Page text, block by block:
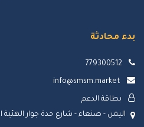
بدء محادثة
779300512
info@smsm.market
بطاقة الدعم
اليمن - صنعاء - شارع حدة جوار الهئية